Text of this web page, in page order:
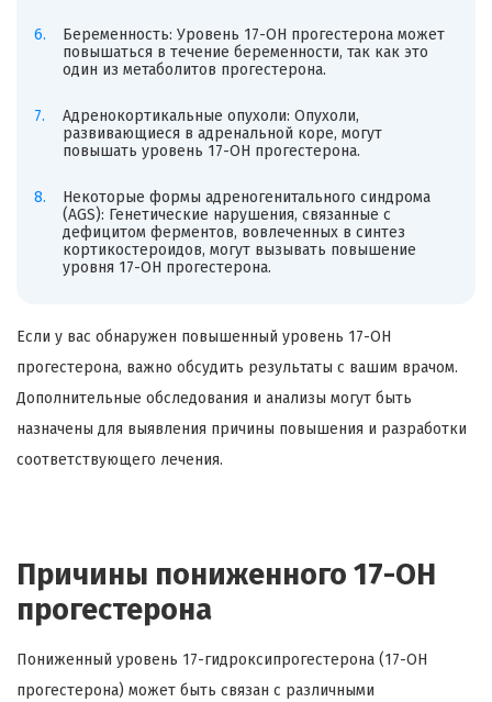
Беременность: Уровень 17-ОН прогестерона может
повышаться в течение беременности, так как это
один из метаболитов прогестерона.
Адренокортикальные опухоли: Опухоли,
развивающиеся в адренальной коре, могут
повышать уровень 17-ОН прогестерона.
Некоторые формы адреногенитального синдрома
(AGS): Генетические нарушения, связанные с
дефицитом ферментов, вовлеченных в синтез
кортикостероидов, могут вызывать повышение
уровня 17-ОН прогестерона.
Если у вас обнаружен повышенный уровень 17-ОН
прогестерона, важно обсудить результаты с вашим врачом.
Дополнительные обследования и анализы могут быть
назначены для выявления причины повышения и разработки
соответствующего лечения.
Причины пониженного 17-ОН
прогестерона
Пониженный уровень 17-гидроксипрогестерона (17-OH
прогестерона) может быть связан с различными